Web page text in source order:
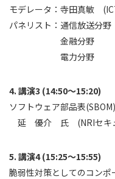
モデレータ：寺田真敏
パネリスト：通信放送
金融分野 小中
電力分野 大石
講演3 (14:50～15:20)
ソフトウェア部品表(SBOM)
延 優介 氏 (NRIセキュ
講演4 (15:25～15:55)
脆弱性対策としてのコンポ